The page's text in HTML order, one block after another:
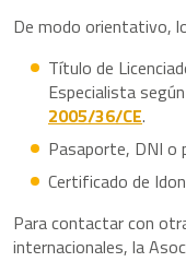
De modo orientativo,
Título de
Especialista
2005/36/CE.
Pasaporte, DNI o
Certificado de
Para contactar con
internacionales, la